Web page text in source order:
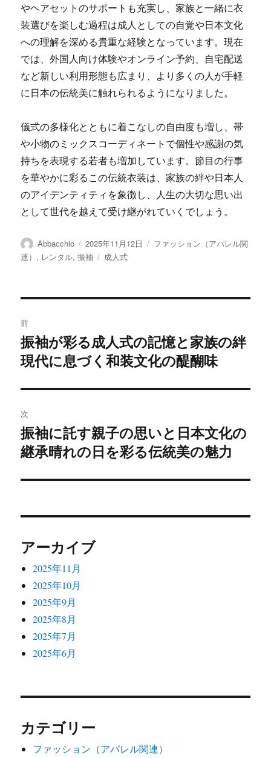
やヘアセットのサポートも充実し、家族と一緒に衣
装選びを楽しむ過程は成人としての自覚や日本文化
への理解を深める貴重な経験となっています。現在
では、外国人向け体験やオンライン予約、自宅配送
など新しい利用形態も広まり、より多くの人が手軽
に日本の伝統美に触れられるようになりました。
儀式の多様化とともに着こなしの自由度も増し、帯
や小物のミックスコーディネートで個性や感謝の気
持ちを表現する若者も増加しています。節目の行事
を華やかに彩るこの伝統衣装は、家族の絆や日本人
のアイデンティティを象徴し、人生の大切な思い出
として世代を越えて受け継がれていくでしょう。
投
稿
Abbacchio
投
稿
2025年11月12日
カ
ファッション（アパレル関
連） , レンタル,振袖
タ
成人式
稿
ナ
ビ
ゲ
ー
シ
ン
前
前
の
稿:
振袖が彩る成人式の記憶と家族の絆
現代に息づく和装文化の醍醐味
次
次
の
稿:
振袖に託す親子の思いと日本文化の
継承晴れの日を彩る伝統美の魅力
アーカイブ
2025年11月
2025年10月
2025年9月
2025年8月
2025年7月
2025年6月
カテゴリー
ファッション（アパレル関連）